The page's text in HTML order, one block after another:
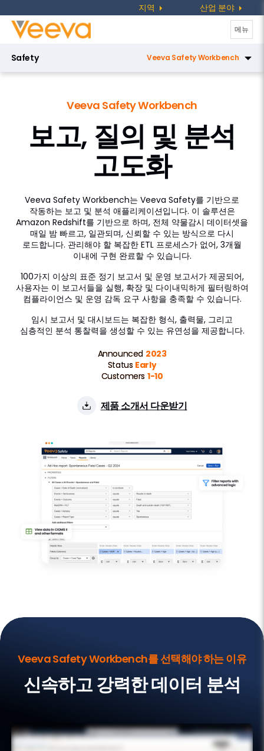
지역 산업 분야
탐
전
메뉴
Safety Veeva Safety Workbench
Veeva SafetyDocs
Veeva Safety Signal
Veeva Safety Workbench
보고, 질의 및 분석
고도화
Veeva Safety Workbench는 Veeva Safety를 기반으로
작동하는 보고 및 분석 애플리케이션입니다. 이 솔루션은
Amazon Redshift를 기반으로 하며, 전체 약물감시 데이터셋을
매일 밤 빠르고, 일관되며, 신뢰할 수 있는 방식으로 다시
로드합니다. 관리해야 할 복잡한 ETL 프로세스가 없어, 3개월
이내에 구현 완료할 수 있습니다.
100가지 이상의 표준 정기 보고서 및 운영 보고서가 제공되어,
사용자는 이 보고서들을 실행, 확장 및 다이내믹하게 필터링하여
컴플라이언스 및 운영 감독 요구 사항을 충족할 수 있습니다.
임시 보고서 및 대시보드는 복잡한 형식, 출력물, 그리고
심층적인 분석 통찰력을 생성할 수 있는 유연성을 제공합니다.
Announced 2023
Status Early
Customers 1-10
제품 소개서 다운받기
Veeva Safety Workbench를 선택해야 하는 이유
신속하고 강력한 데이터 분석